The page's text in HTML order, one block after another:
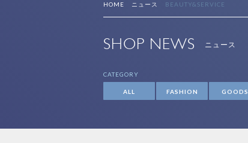
HOME ニュース BEAUTY&SERVICE
SHOP NEWS ニュース
CATEGORY
ALL FASHION GOODS